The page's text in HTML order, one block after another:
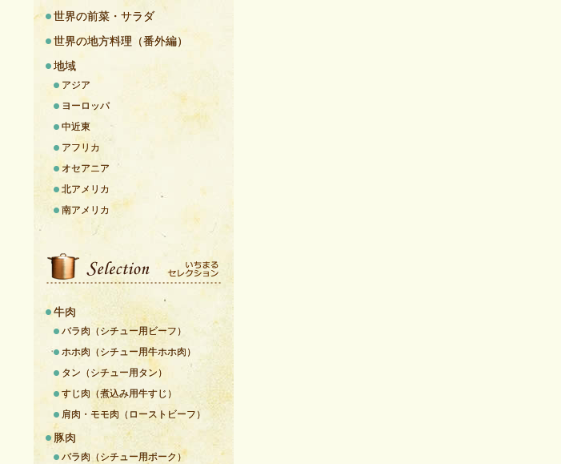
世界の前菜・サラダ
世界の地方料理（番外編）
地域
アジア
ヨーロッパ
中近東
アフリカ
オセアニア
北アメリカ
南アメリカ
牛肉
バラ肉（シチュー用ビーフ）
ホホ肉（シチュー用牛ホホ肉）
タン（シチュー用タン）
すじ肉（煮込み用牛すじ）
肩肉・モモ肉（ローストビーフ）
豚肉
バラ肉（シチュー用ポーク）